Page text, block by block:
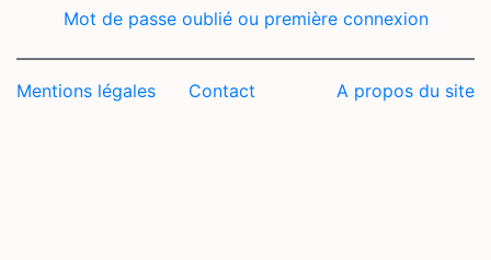
Mot de passe oublié ou première connexion
Mentions légales Contact A propos du site